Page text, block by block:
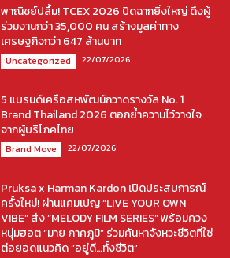
พาณิชย์ปลื้ม! TCEX 2026 ปิดฉากยิ่งใหญ่ ดึงผู้
ร่วมงานกว่า 35,000 คน สร้างมูลค่าทาง
เศรษฐกิจกว่า 647 ล้านบาท
Uncategorized 22/07/2026
5 แบรนด์เครือสหพัฒน์กวาดรางวัล No. 1
Brand Thailand 2026 ตอกย้ำความไว้วางใจ
จากผู้บริโภคไทย
Brand Move 22/07/2026
Pruksa x Harman Kardon เปิดประสบการณ์
ครั้งใหม่! ผ่านแคมเปญ “LIVE YOUR OWN
VIBE” ส่ง “MELODY FILM SERIES” พร้อมควง
หนุ่มฮอต “มาย ภาคภูมิ” ร่วมค้นหาจังหวะชีวิตที่ใช่
ต่อยอดแนวคิด “อยู่ดี…ทั้งชีวิต”